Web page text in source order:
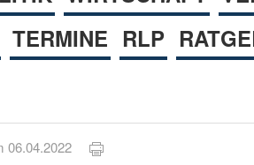
TERMINE RLP
06.04.2022